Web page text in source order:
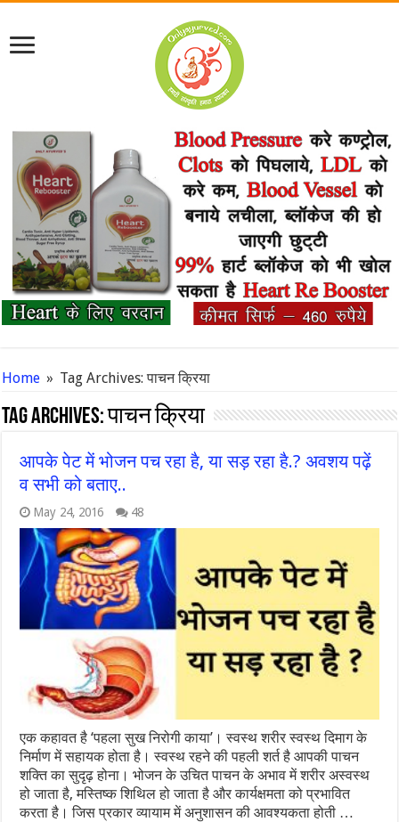
Home » Tag Archives: पाचन क्रिया
Tag Archives:पाचन क्रिया
आपके पेट में भोजन पच रहा है, या सड़ रहा है.? अवशय पढ़ें
व सभी को बताए..
May 24, 2016 48
एक कहावत है ‘पहला सुख निरोगी काया’। स्वस्थ शरीर स्वस्थ दिमाग के
निर्माण में सहायक होता है। स्वस्थ रहने की पहली शर्त है आपकी पाचन
शक्ति का सुदृढ़ होना। भोजन के उचित पाचन के अभाव में शरीर अस्वस्थ
हो जाता है, मस्तिष्क शिथिल हो जाता है और कार्यक्षमता को प्रभावित
करता है। जिस प्रकार व्यायाम में अनुशासन की आवश्यकता होती …